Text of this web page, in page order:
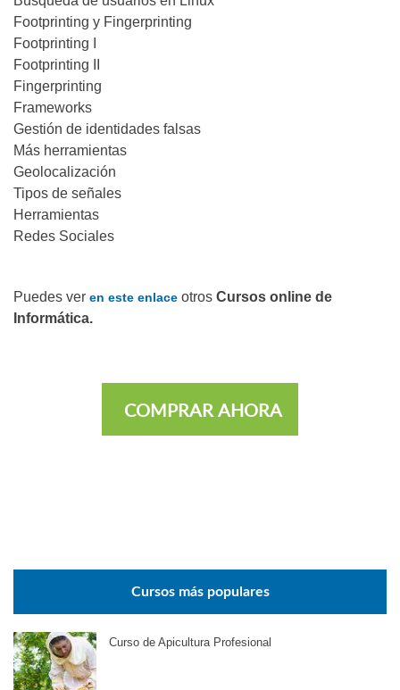
Footprinting y Fingerprinting
Footprinting I
Footprinting II
Fingerprinting
Frameworks
Gestión de identidades falsas
Más herramientas
Geolocalización
Tipos de señales
Herramientas
Redes Sociales
Puedes ver en este enlace otros Cursos online de
Informática.
COMPRAR AHORA
Cursos más populares
Curso de Apicultura Profesional